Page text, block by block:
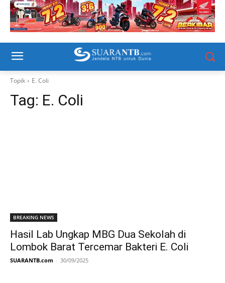
Topik E. Coli
Tag: E. Coli
BREAKING NEWS
Hasil Lab Ungkap MBG Dua Sekolah di
Lombok Barat Tercemar Bakteri E. Coli
SUARANTB.com - 30/09/2025